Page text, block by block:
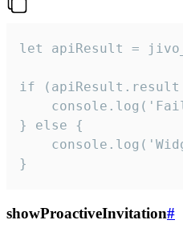
let apiResult =
if
} else {
}
showProactiveInvitation#